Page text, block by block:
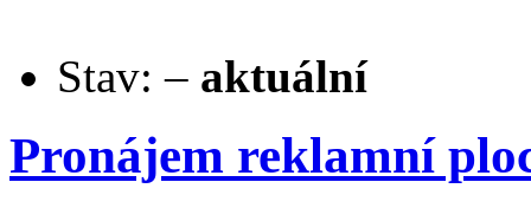
Stav: – aktuální
Pronájem reklamní